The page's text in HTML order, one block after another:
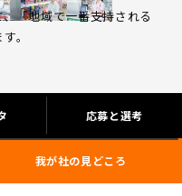
応募と選考
我が社の見どころ
「地域で一番支持される
。